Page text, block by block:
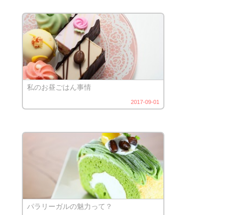
私のお昼ごはん事情
2017-09-01
パラリーガルの魅力って？